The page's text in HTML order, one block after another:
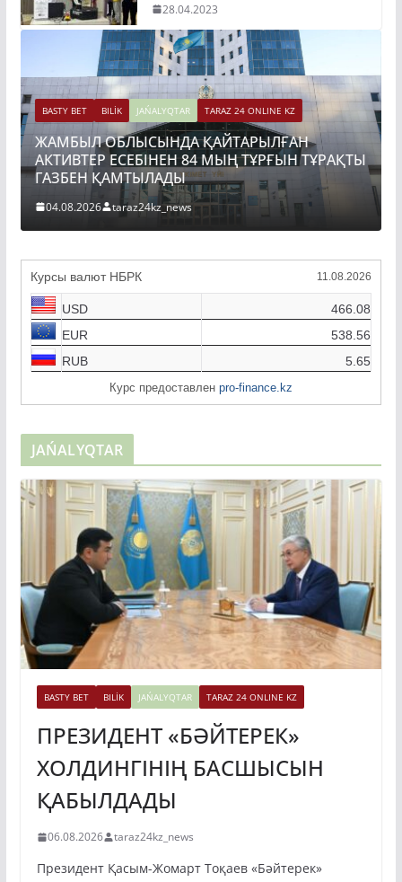
28.04.2023
BASTY BET BILİK JAŃALYQTAR TARAZ 24 ONLINE KZ
ЖАМБЫЛ ОБЛЫСЫНДА ҚАЙТАРЫЛҒАН
АКТИВТЕР ЕСЕБІНЕН 84 МЫҢ ТҰРҒЫН ТҰРАҚТЫ
ГАЗБЕН ҚАМТЫЛАДЫ
04.08.2026 taraz24kz_news
Курсы валют НБРК 11.08.2026
USD
466.08
EUR
538.56
RUB
5.65
Курс предоставлен pro-finance.kz
JAŃALYQTAR
BASTY BET BILİK JAŃALYQTAR TARAZ 24 ONLINE KZ
ПРЕЗИДЕНТ «БӘЙТЕРЕК»
ХОЛДИНГІНІҢ БАСШЫСЫН
ҚАБЫЛДАДЫ
06.08.2026 taraz24kz_news
Президент Қасым-Жомарт Тоқаев «Бәйтерек»